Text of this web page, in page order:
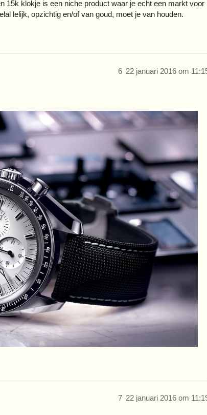
15k klokje is een niche product waar je echt een markt voor
lelijk, opzichtig en/of van goud, moet je van houden.
22 januari 2016 om
6
22 januari 2016 om
7